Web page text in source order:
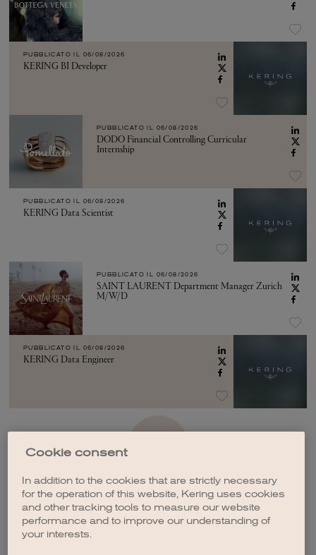
PUBBLICATO IL 06/08/2026
KERING BI Developer
PUBBLICATO IL 06/08/2026
DODO Financial Controlling Curricular
Internship
PUBBLICATO IL 06/08/2026
KERING Data Scientist
PUBBLICATO IL 06/08/2026
SAINT LAURENT Department Manager Zurich
M/W/D
PUBBLICATO IL 06/08/2026
KERING Data Engineer
Cookie consent
In addition to the cookies that are strictly necessary
for the operation of this website, Kering uses cookies
and other tracking tools to measure our website
performance and to improve our understanding of
your interests.